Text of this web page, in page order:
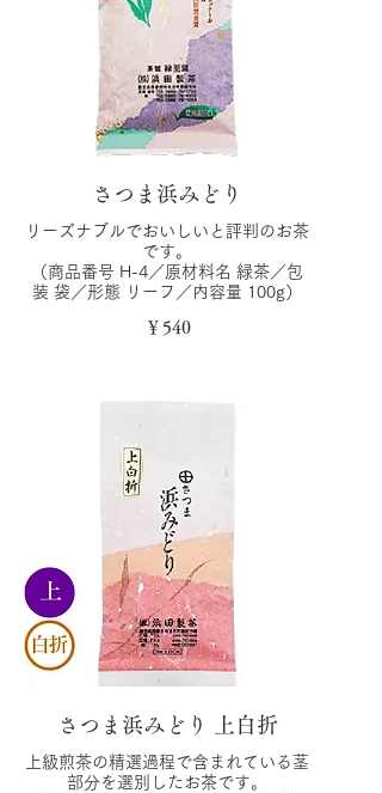
さつま浜みどり
リーズナブルでおいしいと評判のお茶
です。
（商品番号 H-4／原材料名 緑茶／包
装 袋／形態 リーフ／内容量 100g）
￥540
さつま浜みどり 上白折
上級煎茶の精選過程で含まれている茎
部分を選別したお茶です。